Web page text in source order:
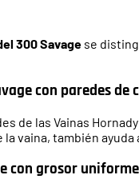
300 Savage se
con paredes
de las Vainas
vaina, también
con grosor